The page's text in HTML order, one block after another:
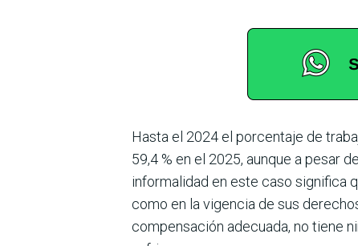
Hasta el 2024 el porcentaje de
59,4 % en el 2025, aunque a pesar
informalidad en este caso significa
como en la vigen­cia de sus
compensa­ción adecuada, no tiene